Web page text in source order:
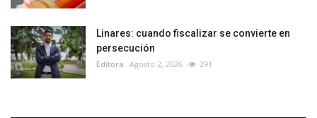
Linares: cuando fiscalizar se convierte en
persecución
Editora Agosto 2, 2026 291